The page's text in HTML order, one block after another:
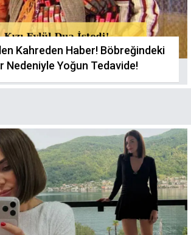
Kahreden Haber! Böbreğindeki
Nedeniyle Yoğun Tedavide!